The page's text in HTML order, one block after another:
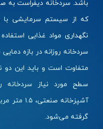
باشد. سردخانه دیفراست به
که از سیستم سرمایشی با
نگهداری مواد غذایی
سردخانه روزانه در بازه
متفاوت است و باید این دو
سطح مورد نیاز سردخانه
گرفته می‌شود.